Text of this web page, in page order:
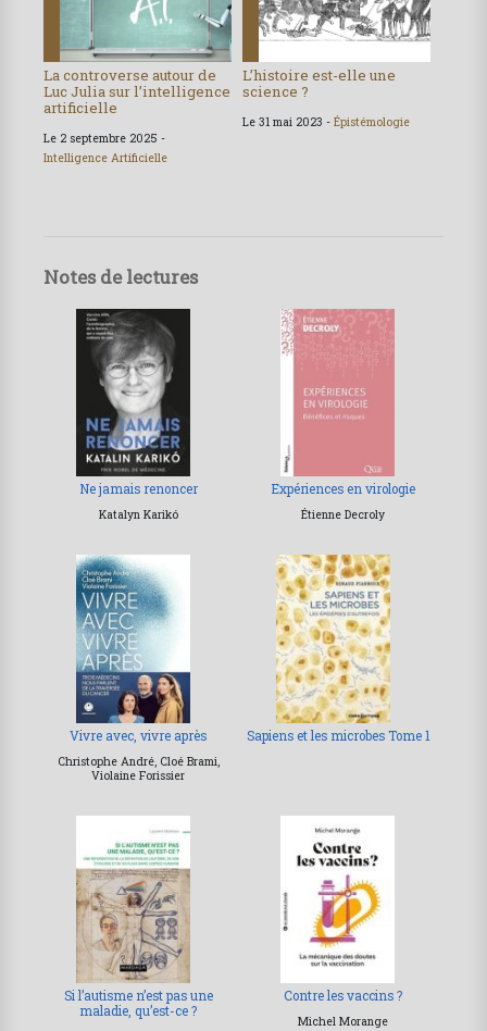
La controverse autour de
Luc Julia sur l’intelligence
artificielle
Le 2 septembre 2025 -
Intelligence Artificielle
L’histoire est-elle une
science ?
Le 31 mai 2023 - Épistémologie
Notes de lectures
Ne jamais renoncer
Katalyn Karikó
Expériences en virologie
Étienne Decroly
Vivre avec, vivre après
Christophe André, Cloé Brami,
Violaine Forissier
Sapiens et les microbes Tome 1
Si l’autisme n’est pas une
maladie, qu’est-ce ?
Contre les vaccins ?
Michel Morange